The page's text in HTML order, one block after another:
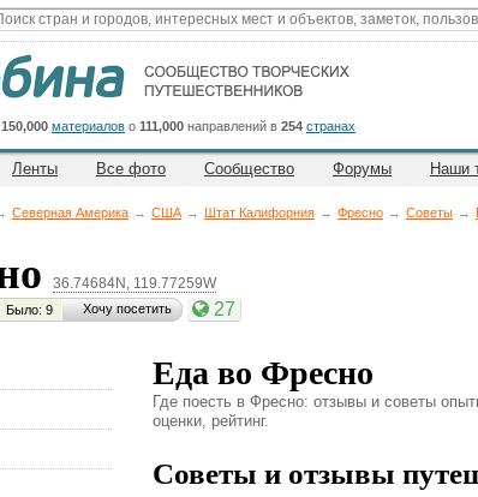
150,000 материалов о 111,000 направлений в 254 странах
Ленты Все фото Сообщество Форумы Наши
Северная Америка → CША → Штат Калифорния → Фресно → Советы →
36.74684N, 119.77259W
Было: 9 Хочу посетить 27
Еда во Фресно
Где поесть в Фресно: отзывы и советы
оценки, рейтинг.
Советы и отзывы